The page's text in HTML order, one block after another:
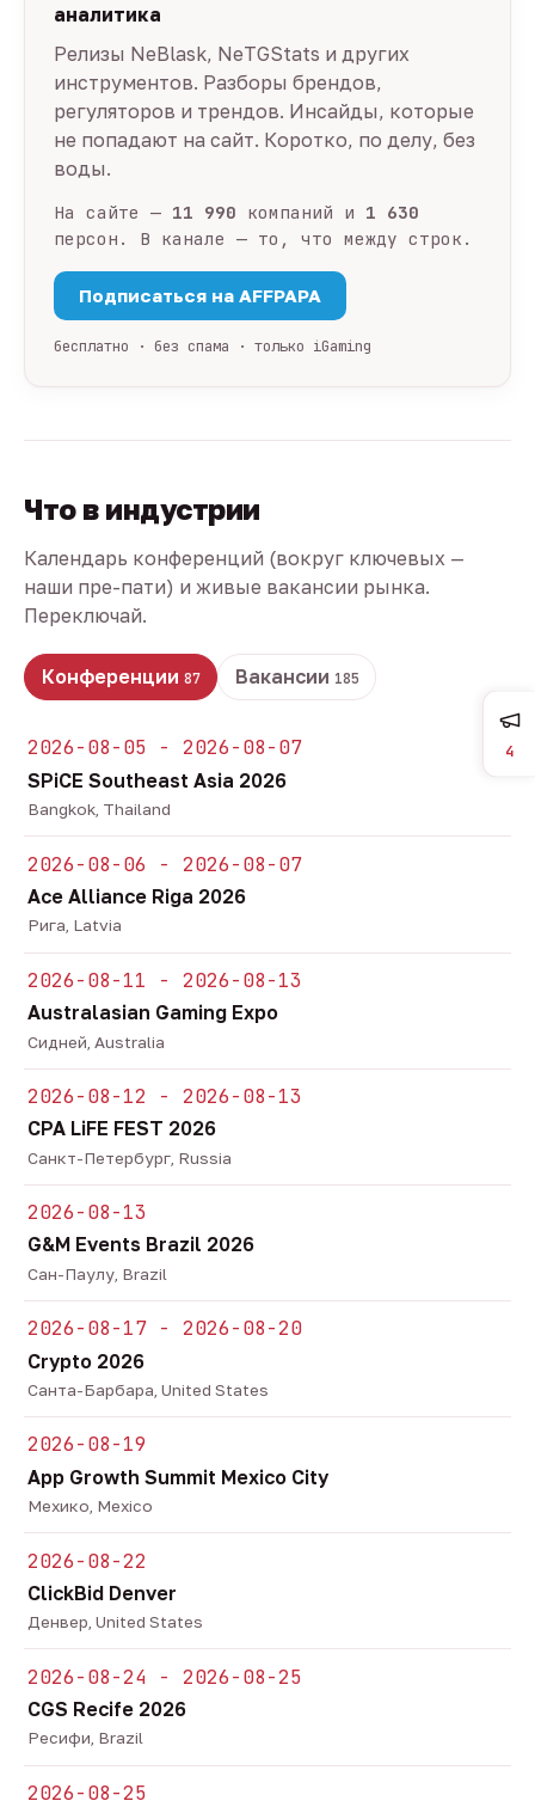
аналитика
Релизы NeBlask, NeTGStats и других
инструментов. Разборы брендов,
регуляторов и трендов. Инсайды, которые
не попадают на сайт. Коротко, по делу, без
воды.
На сайте — 11 990 компаний и 1 630
персон. В канале — то, что между строк.
Подписаться на AFFPAPA
бесплатно · без спама · только iGaming
Что в индустрии
Календарь конференций (вокруг ключевых —
наши пре-пати) и живые вакансии рынка.
Переключай.
Конференции 87 Вакансии 185
2026-08-05 - 2026-08-07
SPiCE Southeast Asia 2026
Bangkok, Thailand
2026-08-06 - 2026-08-07
Ace Alliance Riga 2026
Рига, Latvia
2026-08-11 - 2026-08-13
Australasian Gaming Expo
Сидней, Australia
2026-08-12 - 2026-08-13
CPA LiFE FEST 2026
Санкт-Петербург, Russia
2026-08-13
G&M Events Brazil 2026
Сан-Паулу, Brazil
2026-08-17 - 2026-08-20
Crypto 2026
Санта-Барбара, United States
2026-08-19
App Growth Summit Mexico City
Мехико, Mexico
2026-08-22
ClickBid Denver
Денвер, United States
2026-08-24 - 2026-08-25
CGS Recife 2026
Ресифи, Brazil
2026-08-25
4